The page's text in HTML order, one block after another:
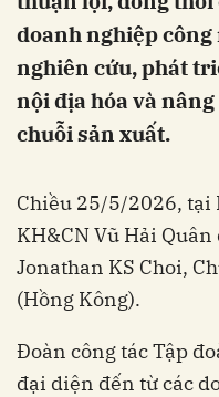
doanh nghiệp công
nghiên cứu, phát
nội địa hóa và
chuỗi sản xuất.
Chiều 25/5/2026, tại
KH&CN Vũ Hải
Jonathan KS Choi,
(Hồng Kông).
Đoàn công tác Tập
đại diện đến từ các